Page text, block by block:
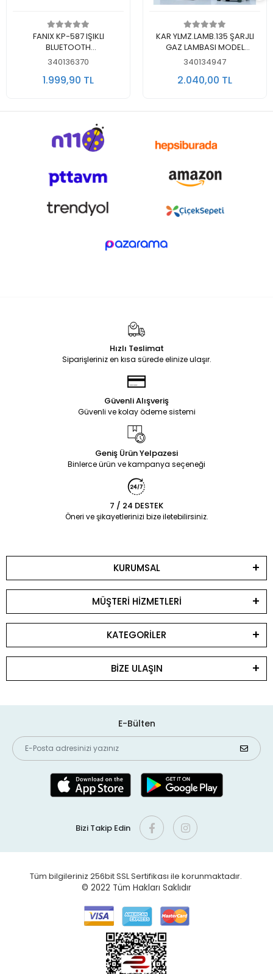
Sepete Ekle
FANIX KP-587 IŞIKLI
BLUETOOTH
WIRELESS/RADYO SPEAKER
YUVARLAK HOPARLÖR
340136370
1.999,90 TL
Stokta Yok
KAR YLMZ.LAMB.135 ŞARJLI
GAZ LAMBASI MODEL
AYARLANABİLİR MASA
SPEAKER
340134947
2.040,00 TL
Hızlı Teslimat
Siparişleriniz en kısa sürede elinize ulaşır.
Güvenli Alışveriş
Güvenli ve kolay ödeme sistemi
Geniş Ürün Yelpazesi
Binlerce ürün ve kampanya seçeneği
7 / 24 DESTEK
Öneri ve şikayetlerinizi bize iletebilirsiniz.
KURUMSAL
MÜŞTERİ HİZMETLERİ
KATEGORİLER
BİZE ULAŞIN
E-Bülten
Bizi Takip Edin
Tüm bilgileriniz 256bit SSL Sertifikası ile korunmaktadır.
© 2022 Tüm Hakları Saklıdır